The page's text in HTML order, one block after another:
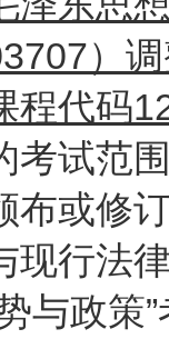
）
程代码
考试范
布或修
现行法
与政策